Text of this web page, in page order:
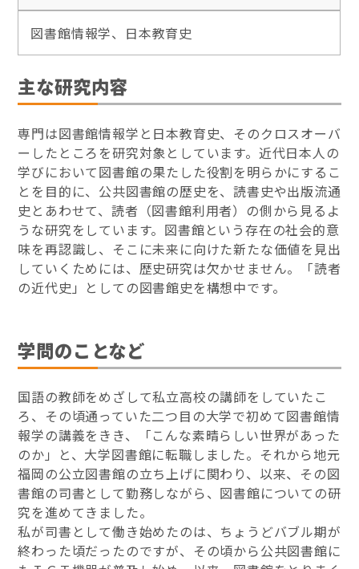
図書館情報学、日本教育史
主な研究内容
専門は図書館情報学と日本教育史、そのクロスオーバ
ーしたところを研究対象としています。近代日本人の
学びにおいて図書館の果たした役割を明らかにするこ
とを目的に、公共図書館の歴史を、読書史や出版流通
史とあわせて、読者（図書館利用者）の側から見るよ
うな研究をしています。図書館という存在の社会的意
味を再認識し、そこに未来に向けた新たな価値を見出
していくためには、歴史研究は欠かせません。「読者
の近代史」としての図書館史を構想中です。
学問のことなど
国語の教師をめざして私立高校の講師をしていたこ
ろ、その頃通っていた二つ目の大学で初めて図書館情
報学の講義をきき、「こんな素晴らしい世界があった
のか」と、大学図書館に転職しました。それから地元
福岡の公立図書館の立ち上げに関わり、以来、その図
書館の司書として勤務しながら、図書館についての研
究を進めてきました。
私が司書として働き始めたのは、ちょうどバブル期が
終わった頃だったのですが、その頃から公共図書館に